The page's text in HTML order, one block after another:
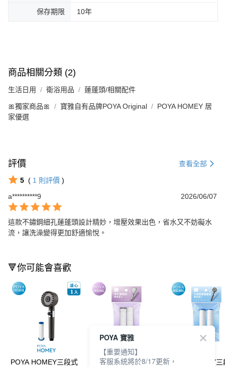
保存期限 10年
商品相關分類 (2)
生活日用 衛浴用品 蓮蓬頭/相關配件
🎀獨家商品🎀 寶雅自有品牌POYA Original
POYA HOMEY 居
家優選
評價 查看全部
5 ( 1 則評價 )
a**********9
2026/06/07
這款不鏽鋼細孔蓮蓬頭設計精妙，增壓效果出色，省水又不妨礙水
流，讓洗澡變得更加舒適愉悅。
🔻你可能會喜歡
POYA HOMEY三段式 POYA HOMEY淨化蓮 POYA HOMEY
POYA 寶雅
【重要通知】
客服系統將於8/17更新，